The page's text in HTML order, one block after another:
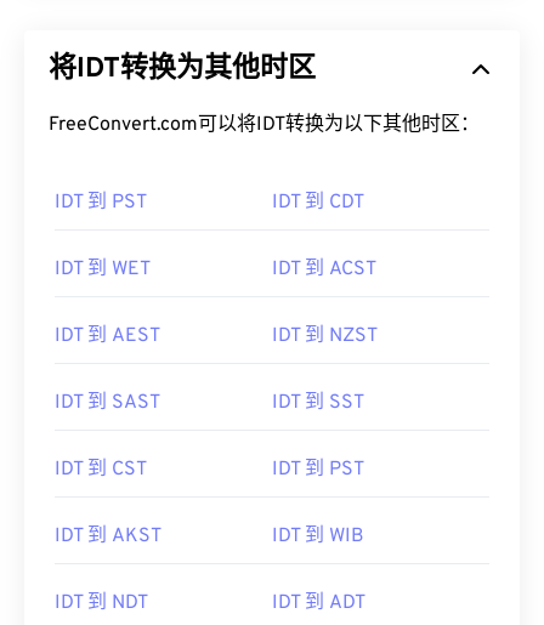
将IDT转换为其他时区
FreeConvert.com可以将IDT转换为以下其他时区：
IDT 到 PST IDT 到 CDT
IDT 到 WET IDT 到 ACST
IDT 到 AEST IDT 到 NZST
IDT 到 SAST IDT 到 SST
IDT 到 CST IDT 到 PST
IDT 到 AKST IDT 到 WIB
IDT 到 NDT IDT 到 ADT